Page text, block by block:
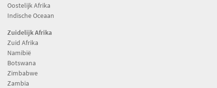
Oostelijk Afrika
Indische Oceaan
Zuidelijk Afrika
Zuid Afrika
Namibië
Botswana
Zimbabwe
Zambia